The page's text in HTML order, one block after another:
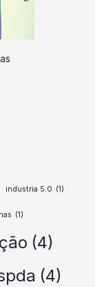
industria 5.0 (1)
(1)
(4)
(4)